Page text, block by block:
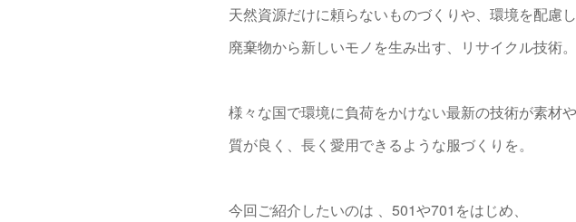
天然資源だけに頼らないものづくりや、環境を配慮
廃棄物から新しいモノを生み出す、リサイクル技術。
様々な国で環境に負荷をかけない最新の技術が素材
質が良く、長く愛用できるような服づくりを。
今回ご紹介したいのは 、501や701をはじめ、